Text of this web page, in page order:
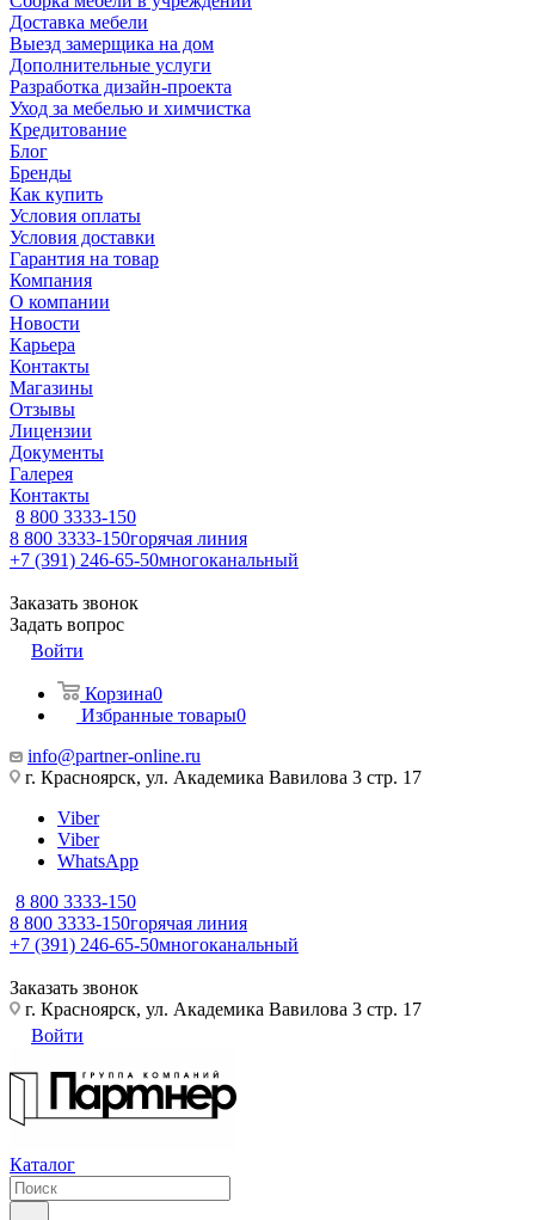
Доставка мебели
Выезд замерщика на дом
Дополнительные услуги
Разработка дизайн-проекта
Уход за мебелью и химчистка
Кредитование
Блог
Бренды
Как купить
Условия оплаты
Условия доставки
Гарантия на товар
Компания
О компании
Новости
Карьера
Контакты
Магазины
Отзывы
Лицензии
Документы
Галерея
Контакты
8 800 3333-150
8 800 3333-150горячая линия
+7 (391) 246-65-50многоканальный
Заказать звонок
Задать вопрос
Войти
Корзина0
Избранные товары0
info@partner-online.ru
г. Красноярск, ул. Академика Вавилова 3 стр. 17
Viber
Viber
WhatsApp
8 800 3333-150
8 800 3333-150горячая линия
+7 (391) 246-65-50многоканальный
Заказать звонок
г. Красноярск, ул. Академика Вавилова 3 стр. 17
Войти
Каталог